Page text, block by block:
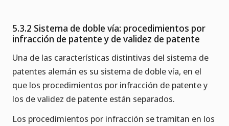
5.3.2 Sistema de doble vía: procedimientos por
infracción de patente y de validez de patente
Una de las características distintivas del sistema de
patentes alemán es su sistema de doble vía, en el
que los procedimientos por infracción de patente y
los de validez de patente están separados.
Los procedimientos por infracción se tramitan en los